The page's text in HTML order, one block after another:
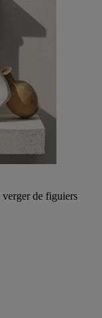
de figuiers